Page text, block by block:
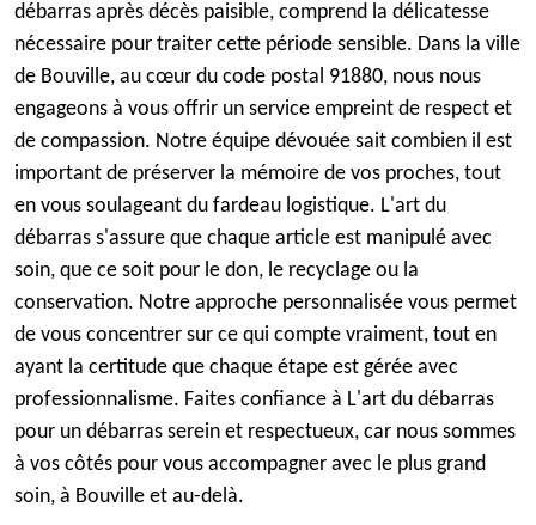
débarras après décès paisible, comprend la délicatesse
nécessaire pour traiter cette période sensible. Dans la ville
de Bouville, au cœur du code postal 91880, nous nous
engageons à vous offrir un service empreint de respect et
de compassion. Notre équipe dévouée sait combien il est
important de préserver la mémoire de vos proches, tout
en vous soulageant du fardeau logistique. L'art du
débarras s'assure que chaque article est manipulé avec
soin, que ce soit pour le don, le recyclage ou la
conservation. Notre approche personnalisée vous permet
de vous concentrer sur ce qui compte vraiment, tout en
ayant la certitude que chaque étape est gérée avec
professionnalisme. Faites confiance à L'art du débarras
pour un débarras serein et respectueux, car nous sommes
à vos côtés pour vous accompagner avec le plus grand
soin, à Bouville et au-delà.